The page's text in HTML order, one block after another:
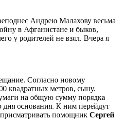
Андрею Малахову весьма
в Афганистане и быков,
у родителей не взял. Вчера я
Согласно новому
квадратных метров, сыну.
на общую сумму порядка
основания. К ним перейдут
присматривать помощник Сергей